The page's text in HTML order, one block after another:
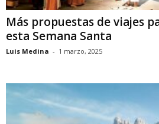
Más propuestas de viajes
esta Semana Santa
Luis Medina - 1 marzo, 2025